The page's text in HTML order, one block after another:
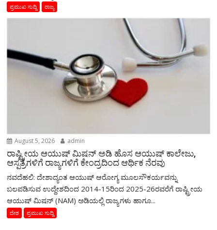
ಪ್ರಮುಖ ಸುದ್ದಿ ರಾಜ್ಯ
August 5, 2026 admin
ರಾಷ್ಟ್ರೀಯ ಆಯುಷ್ ಮಿಷನ್ ಅಡಿ ಹೊಸ ಆಯುಷ್ ಕಾಲೇಜು,
ಆಸ್ಪತ್ರೆಗಳಿಗೆ ರಾಜ್ಯಗಳಿಗೆ ಕೇಂದ್ರದಿಂದ ಆರ್ಥಿಕ ನೆರವು
ನವದೆಹಲಿ: ದೇಶಾದ್ಯಂತ ಆಯುಷ್ ಆರೋಗ್ಯ ಮೂಲಸೌಕರ್ಯವನ್ನು
ಬಲಪಡಿಸುವ ಉದ್ದೇಶದಿಂದ 2014-15ರಿಂದ 2025-26ರವರೆಗೆ ರಾಷ್ಟ್ರೀಯ
ಆಯುಷ್ ಮಿಷನ್ (NAM) ಅಡಿಯಲ್ಲಿ ರಾಜ್ಯಗಳು ಹಾಗೂ...
ದೇಶ ಪ್ರಮುಖ ಸುದ್ದಿ